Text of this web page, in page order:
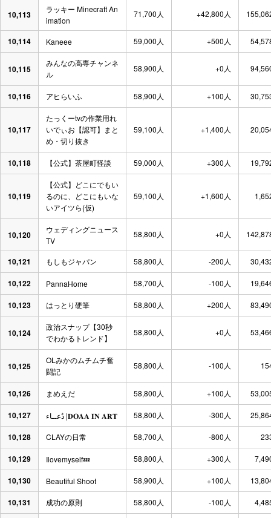
10,113
ラッキー Minecraft An
imation
71,700人 +42,800人
10,114 Kaneee 59,000人 +500人
10,115
みんなの高専チャンネ
ル
58,900人 +0人
10,116 アヒらいふ 58,900人 +100人
10,117
たっくーtvの作業用れ
いでぃお【認可】まと
め・切り抜き
59,100人 +1,400人
10,118 【公式】茶屋町怪談 59,000人 +300人
10,119
【公式】どこにでもい
るのに、どこにもいな
いアイツら(仮)
59,100人 +1,600人
10,120
ウェディングニュース
TV
58,800人 +0人
10,121 もしもジャパン 58,800人 -200人
10,122 PannaHome 58,700人 -100人
10,123 はっとり硬筆 58,800人 +200人
10,124
政治スナップ【30秒
でわかるトレンド】
58,800人 +0人
10,125
OLみかのムチムチ奮
闘記
58,800人 -100人
10,126 まめえだ 58,800人 +100人
10,127 دُعــاء |𝐃𝐎𝐀𝐀 𝐈𝐍 𝐀𝐑𝐓 58,800人 -300人
10,128 CLAYの日常 58,700人 -800人
10,129 Ilovemyself💤 58,800人 +300人
10,130 Beautiful Shoot 58,900人 +100人
10,131 成功の原則 58,800人 -100人